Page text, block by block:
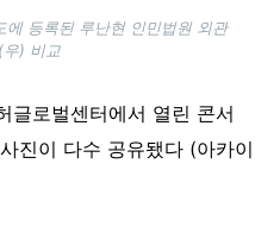
등록된 루난현 인민법원 외관
우) 비교
글로벌센터에서 열린 콘서
진이 다수 공유됐다 (아카이